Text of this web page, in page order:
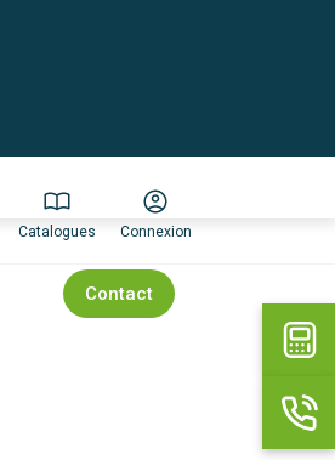
Catalogues Connexion
Contact